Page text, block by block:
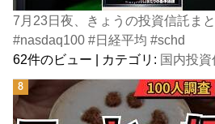
7月23日夜、きょうの投資信託ま
#nasdaq100 #日経平均 #schd
62件のビュー | カテゴリ: 国内投資